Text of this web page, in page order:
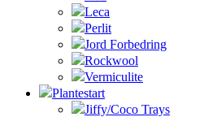
Leca
Perlit
Jord Forbedring
Rockwool
Vermiculite
Plantestart
Jiffy/Coco Trays